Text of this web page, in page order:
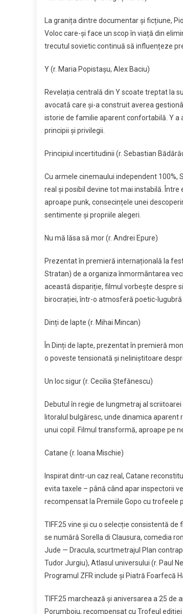
La granița dintre documentar și ficțiune,
Voloc care-și face un scop în viață din
trecutul sovietic continuă să influențeze
Y (r. Maria Popistașu, Alex Baciu)
Revelația centrală din Y scoate treptat la
avocată care și-a construit averea
istorie de familie aparent confortabilă. Y a
principii și privilegii.
Principiul incertitudinii (r. Sebastian
Cu armele cinemaului independent 100%,
real și posibil devine tot mai instabilă.
aproape punk, consecințele unei
sentimente și propriile alegeri.
Nu mă lăsa să mor (r. Andrei Epure)
Prezentat în premieră internațională la
Stratan) de a organiza înmormântarea
această dispariție, filmul vorbește despre
birocrației, într-o atmosferă poetic-
Dinți de lapte (r. Mihai Mincan)
În Dinți de lapte, prezentat în premieră
o poveste tensionată și neliniștitoare
Un loc sigur (r. Cecilia Ștefănescu)
Debutul în regie de lungmetraj al
litoralul bulgăresc, unde dinamica
unui copil. Filmul transformă, aproape pe
Catane (r. Ioana Mischie)
Inspirat dintr-un caz real, Catane
evita taxele – până când apar inspectorii
recompensat la Premiile Gopo cu trofeele
TIFF.25 vine și cu o selecție consistentă
se numără Sorella di Clausura, comedia
Jude — Dracula, scurtmetrajul Plan
Tudor Jurgiu), Atlasul universului (r. Paul
Programul ZFR include și Piatră Foarfecă
TIFF.25 marchează și aniversarea a 25 de
Porumboiu, recompensat cu Trofeul